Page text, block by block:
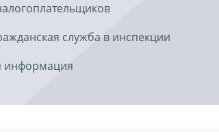
служба в инспекции
информация